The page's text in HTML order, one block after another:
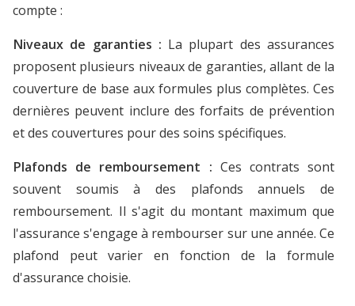
compte :
Niveaux de garanties : La plupart des assurances
proposent plusieurs niveaux de garanties, allant de la
couverture de base aux formules plus complètes. Ces
dernières peuvent inclure des forfaits de prévention
et des couvertures pour des soins spécifiques.
Plafonds de remboursement : Ces contrats sont
souvent soumis à des plafonds annuels de
remboursement. Il s'agit du montant maximum que
l'assurance s'engage à rembourser sur une année. Ce
plafond peut varier en fonction de la formule
d'assurance choisie.